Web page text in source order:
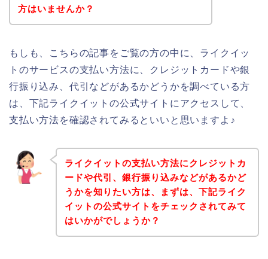
方はいませんか？
もしも、こちらの記事をご覧の方の中に、ライクイッ
トのサービスの支払い方法に、クレジットカードや銀
行振り込み、代引などがあるかどうかを調べている方
は、下記ライクイットの公式サイトにアクセスして、
支払い方法を確認されてみるといいと思いますよ♪
ライクイットの支払い方法にクレジットカ
ードや代引、銀行振り込みなどがあるかど
うかを知りたい方は、まずは、下記ライク
イットの公式サイトをチェックされてみて
はいかがでしょうか？